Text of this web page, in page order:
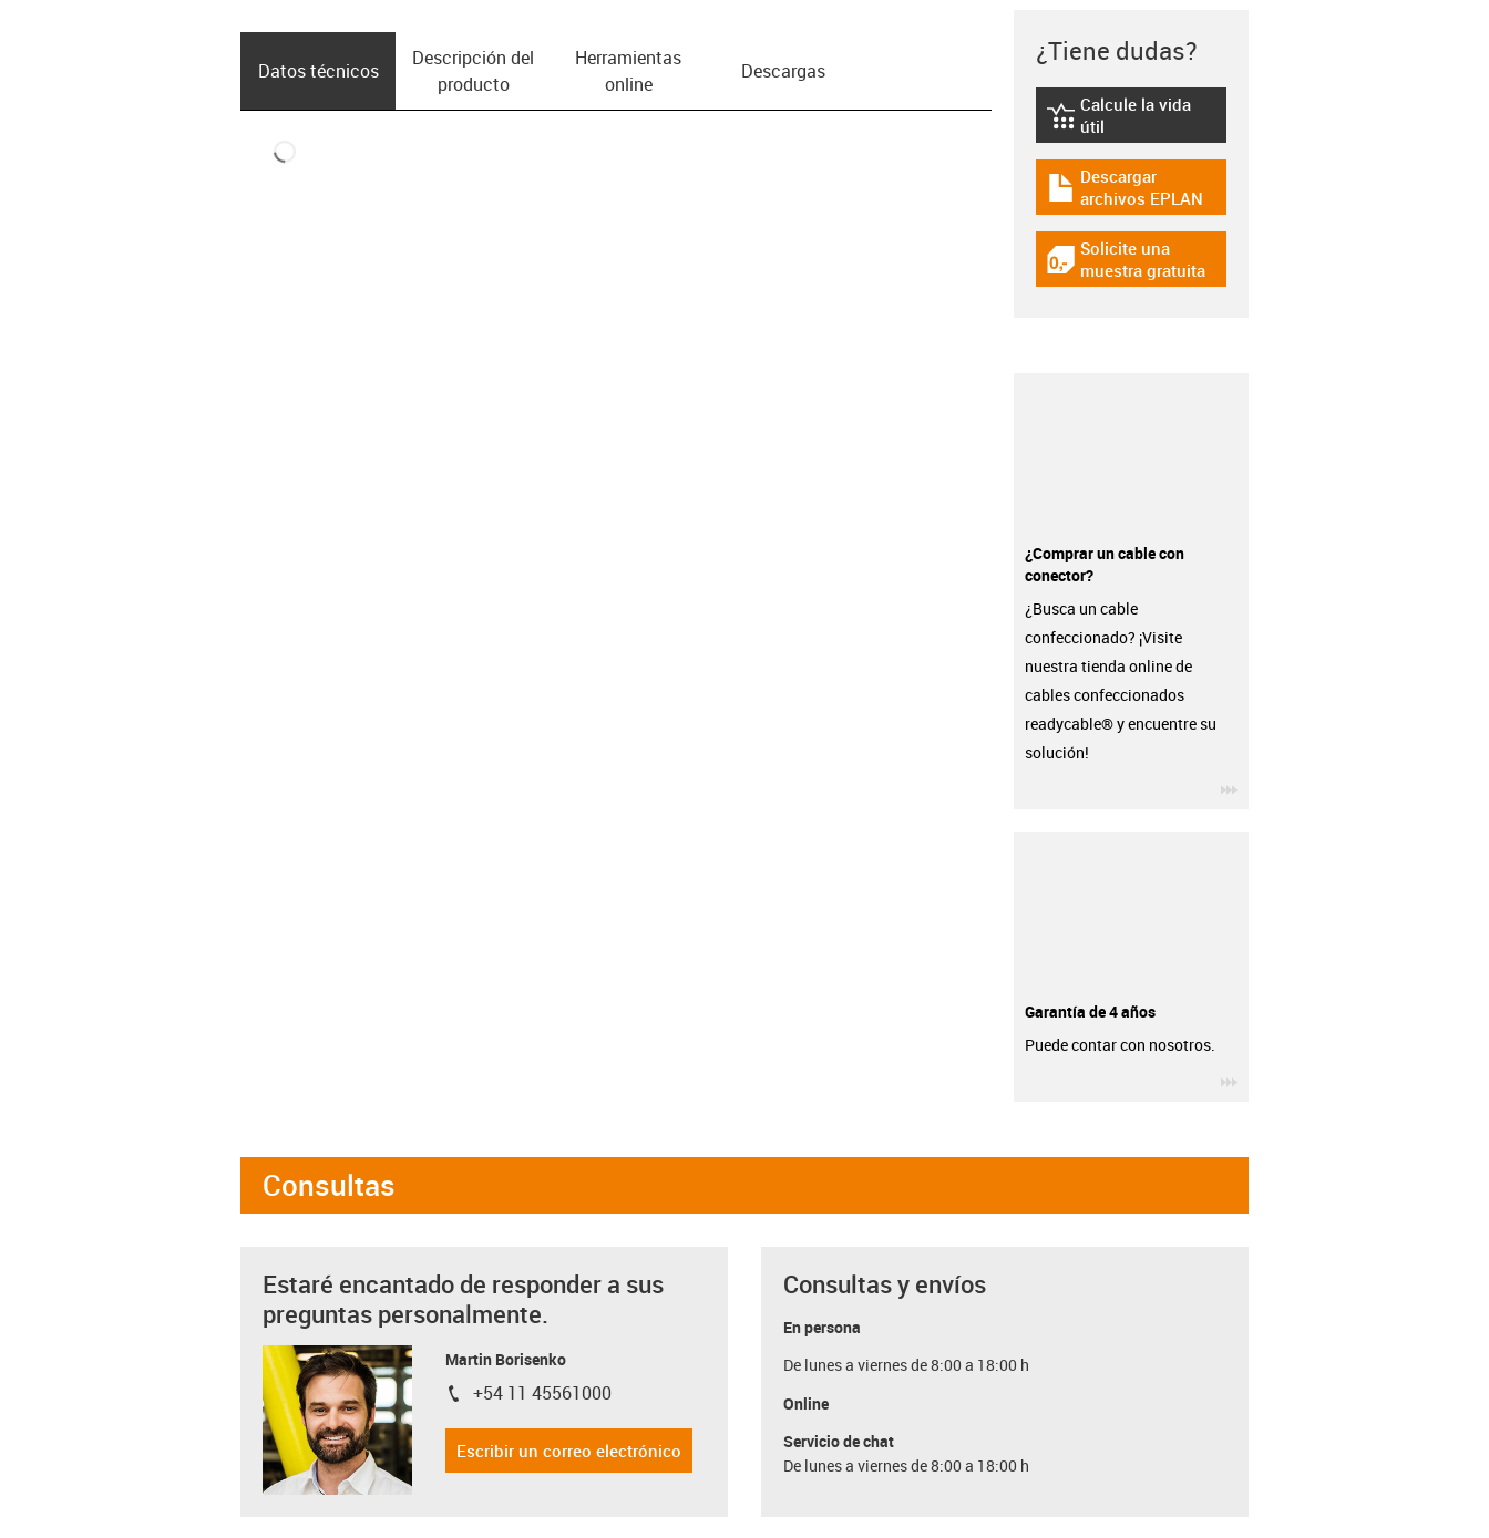
Datos técnicos
Descripción del
producto
Herramientas
online
Descargas
¿Tiene dudas?
igus-icon-lebensdauerrechner
Calcule la vida
útil
igus-icon-download-plan
Descargar
archivos EPLAN
igus-icon-gratismuster
Solicite una
muestra gratuita
¿Comprar un cable con
conector?
¿Busca un cable
confeccionado? ¡Visite
nuestra tienda online de
cables confeccionados
readycable® y encuentre su
solución!
Garantía de 4 años
Puede contar con nosotros.
Consultas
Estaré encantado de responder a sus
preguntas personalmente.
Martin Borisenko
igus-icon-phone
+54 11 45561000
Escribir un correo electrónico
Consultas y envíos
En persona
De lunes a viernes de 8:00 a 18:00 h
Online
Servicio de chat
De lunes a viernes de 8:00 a 18:00 h